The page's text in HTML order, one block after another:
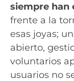
siempre han
frente a la
esas joyas;
abierto,
voluntarios
usuarios no